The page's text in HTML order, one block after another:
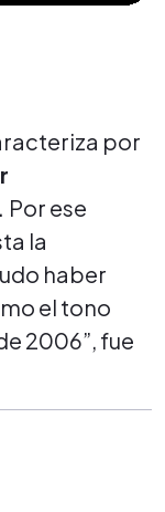
por
Por ese
la
haber
el tono
2006”, fue